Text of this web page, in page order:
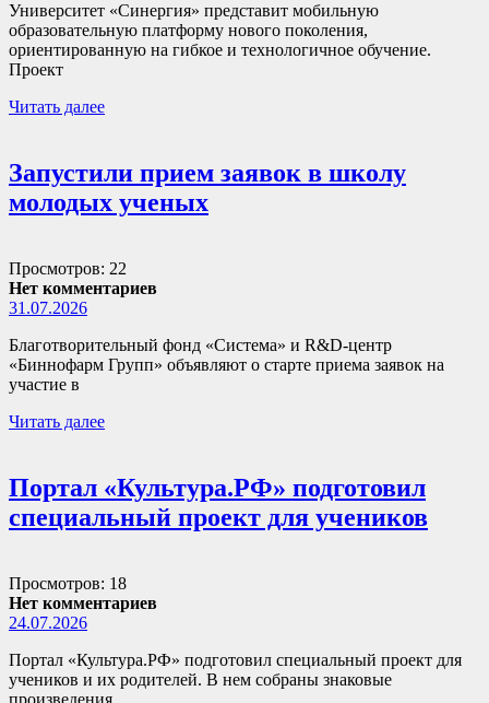
Университет «Синергия» представит мобильную
образовательную платформу нового поколения,
ориентированную на гибкое и технологичное обучение.
Проект
Читать далее
Запустили прием заявок в школу
молодых ученых
Просмотров: 22
Нет комментариев
31.07.2026
Благотворительный фонд «Система» и R&D-центр
«Биннофарм Групп» объявляют о старте приема заявок на
участие в
Читать далее
Портал «Культура.РФ» подготовил
специальный проект для учеников
Просмотров: 18
Нет комментариев
24.07.2026
Портал «Культура.РФ» подготовил специальный проект для
учеников и их родителей. В нем собраны знаковые
произведения